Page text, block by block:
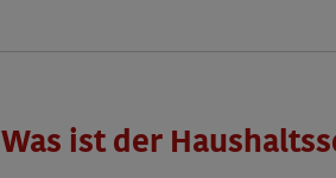
Was ist der